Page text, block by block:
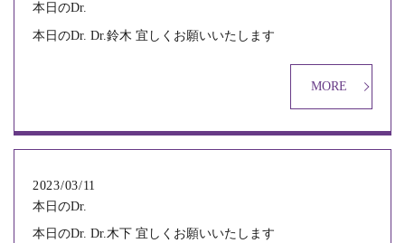
本日のDr.
本日のDr. Dr.鈴木 宜しくお願いいたします
MORE
2023/03/11
本日のDr.
本日のDr. Dr.木下 宜しくお願いいたします